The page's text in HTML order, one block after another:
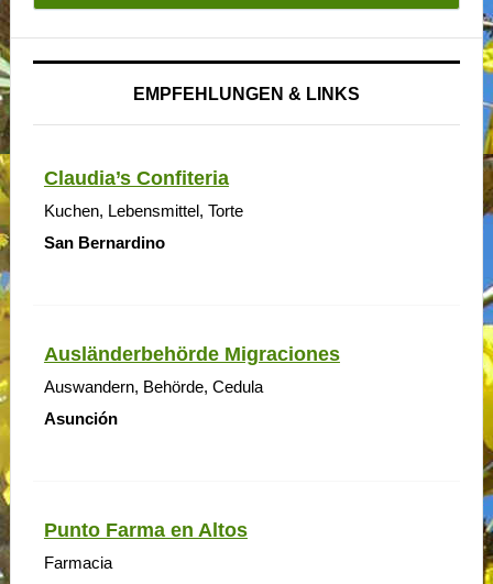
EMPFEHLUNGEN & LINKS
Claudia’s Confiteria
Kuchen, Lebensmittel, Torte
San Bernardino
Ausländerbehörde Migraciones
Auswandern, Behörde, Cedula
Asunción
Punto Farma en Altos
Farmacia